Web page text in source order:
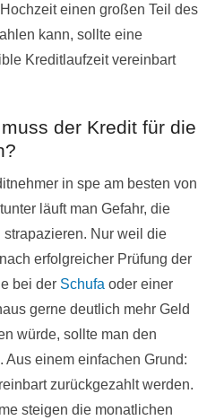
einen großen Teil des
kann, sollte eine
Kreditlaufzeit vereinbart
der Kredit für die
in spe am besten von
läuft man Gefahr, die
Nur weil die
erfolgreicher Prüfung der
bei der Schufa oder einer
gerne deutlich mehr Geld
würde, sollte man den
Aus einem einfachen Grund:
zurückgezahlt werden.
steigen die monatlichen